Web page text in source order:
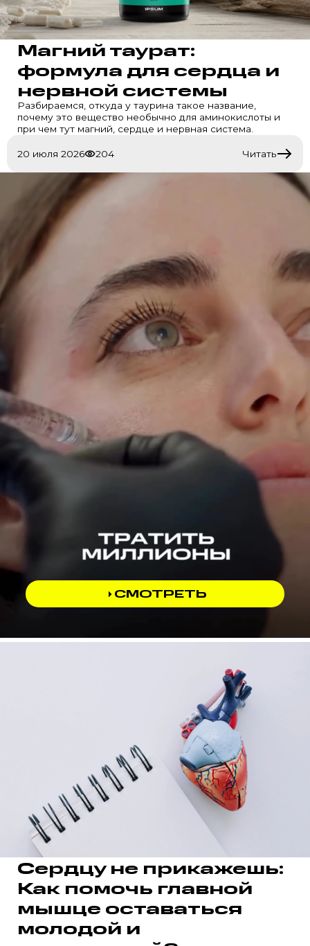
Магний таурат:
формула для сердца и
нервной системы
Разбираемся, откуда у таурина такое название,
почему это вещество необычно для аминокислоты и
при чем тут магний, сердце и нервная система.
20 июля 2026 204 Читать
СМОТРЕТЬ
Сердцу не прикажешь:
Как помочь главной
мышце оставаться
молодой и